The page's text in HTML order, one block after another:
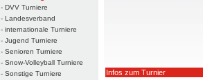
- DVV Turniere
- Landesverband
- internationale Turniere
- Jugend Turniere
- Senioren Turniere
- Snow-Volleyball Turniere
- Sonstige Turniere
Infos zum Turnier